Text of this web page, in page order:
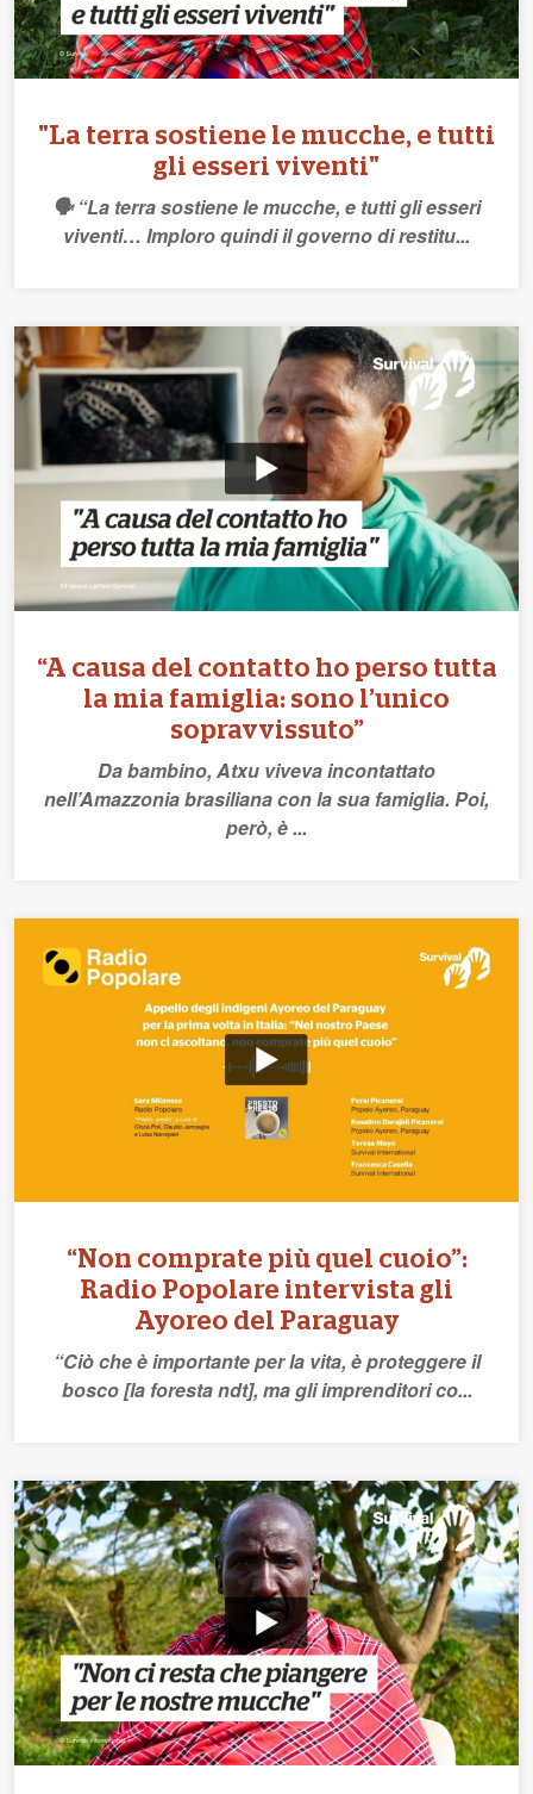
"La terra sostiene le mucche, e tutti
gli esseri viventi"
🗣️ “La terra sostiene le mucche, e tutti gli esseri
viventi… Imploro quindi il governo di restitu...
“A causa del contatto ho perso tutta
la mia famiglia: sono l’unico
sopravvissuto”
Da bambino, Atxu viveva incontattato
nell’Amazzonia brasiliana con la sua famiglia. Poi,
però, è ...
“Non comprate più quel cuoio”:
Radio Popolare intervista gli
Ayoreo del Paraguay
“Ciò che è importante per la vita, è proteggere il
bosco [la foresta ndt], ma gli imprenditori co...